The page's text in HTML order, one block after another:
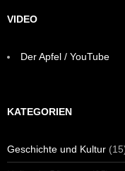
VIDEO
Der Apfel / YouTube
KATEGORIEN
Geschichte und Kultur